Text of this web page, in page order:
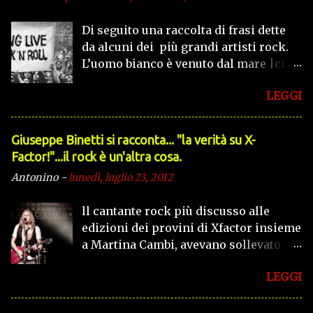
Di seguito una raccolta di frasi dette
da alcuni dei più grandi artisti rock.
L’uomo bianco è venuto dal mare |ci
religione |ci ha preso la selvaggina
per i suoi bisogni. (Iron Maiden in Run
To The Hills) Fra il bene e il male c’è
una porta, e io l’aprirò! (Jim Morrison)
Quando saprai che il tuo tempo è
comincerai a capire che la vita
quaggiù non è altro che una strana
illusione. (Iron Maiden in Hallowed Be
| tu splendevi come il sole. | continua
a brillare diamante pazzo. (Pink Floyd
LEGGI
Giuseppe Binetti si racconta..​. "la verità su X-
Factor!"​...il rock è un'altra cosa.
Antonino -lunedì, luglio 23, 2012
ll cantante rock più discusso alle
edizioni dei provini di Xfactor insieme
a Martina Cambi, avevano sollevato
55° edizione di Castrocaro, e lui un
disco nuovo più votato in alcune radio
LEGGI